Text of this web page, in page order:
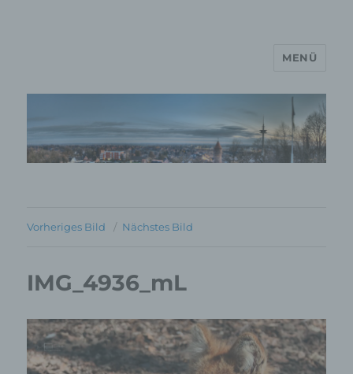
MP Mario Porten Beratung
Training Coaching
MENÜ
Vorheriges Bild Nächstes Bild
IMG_4936_mL